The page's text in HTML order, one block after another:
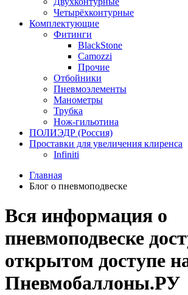
Четырёхконтурные
Комплектующие
Фитинги
BlackStone
Camozzi
Прочие
Отбойники
Пневмоэлементы
Манометры
Трубка
Нож-гильотина
ПОЛИЭДР (Россия)
Проставки для увеличения клиренса
Infiniti
Главная
Блог о пневмоподвеске
Вся информация о
пневмоподвеске
открытом доступе
Пневмобаллоны.РУ